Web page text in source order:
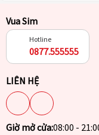
Vua Sim
Hotline
0877.555555
LIÊN HỆ
Giờ mở cửa:08:00 -